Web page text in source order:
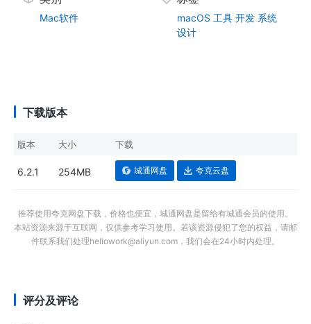
Mac软件 macOS 工具 开发 系统
设计
下载版本
版本 大小 下载
6.2.1 254MB 城通网盘 夸克云盘
推荐使用夸克网盘下载，价格也便宜，城通网盘是留给有城通会员的使用。
本站资源来源于互联网，仅供参考学习使用。若该资源侵犯了您的权益，请邮
件联系我们处理hellowork@aliyun.com，我们会在24小时内处理。
评分及评论